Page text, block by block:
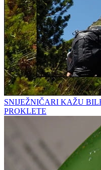
SNIJEŽNIČARI KAŽU
PROKLETE